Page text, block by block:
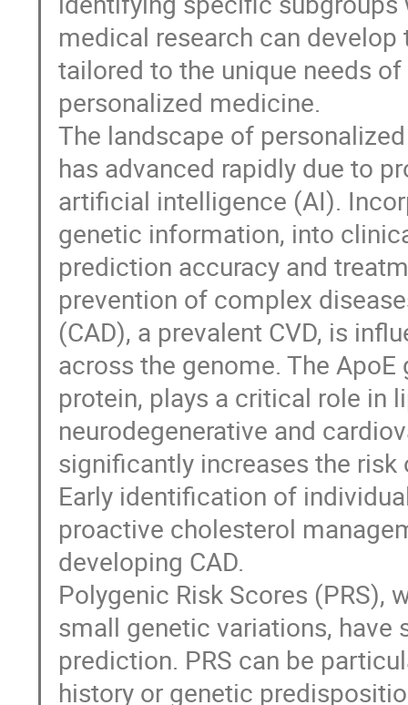
medical research can
tailored to the unique needs
personalized medicine.
The landscape of
has advanced rapidly due to
artificial intelligence (AI).
genetic information, into
prediction accuracy and
prevention of complex
(CAD), a prevalent CVD, is
across the genome. The
protein, plays a critical role in
neurodegenerative and
significantly increases the risk
Early identification of
proactive cholesterol
developing CAD.
Polygenic Risk Scores
small genetic variations,
prediction. PRS can be
history or genetic